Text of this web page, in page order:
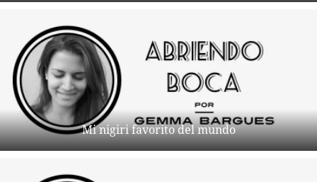
Mi nigiri favorito del mundo